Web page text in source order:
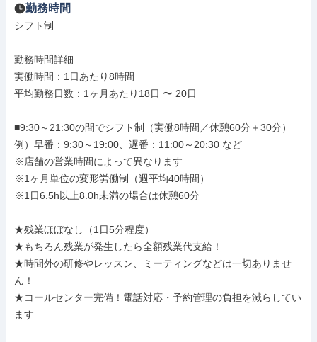
勤務時間
シフト制
勤務時間詳細
実働時間：1日あたり8時間
平均勤務日数：1ヶ月あたり18日 〜 20日
■9:30～21:30の間でシフト制（実働8時間／休憩60分＋30分）
例）早番：9:30～19:00、遅番：11:00～20:30 など
※店舗の営業時間によって異なります
※1ヶ月単位の変形労働制（週平均40時間）
※1日6.5h以上8.0h未満の場合は休憩60分
★残業ほぼなし（1日5分程度）
★もちろん残業が発生したら全額残業代支給！
★時間外の研修やレッスン、ミーティングなどは一切ありませ
ん！
★コールセンター完備！電話対応・予約管理の負担を減らしてい
ます